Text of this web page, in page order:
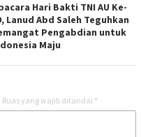
Hari Bakti TNI AU Ke-
Lanud Abd Saleh Teguhkan
Pengabdian untuk
Maju
Ruas yang wajib ditandai *